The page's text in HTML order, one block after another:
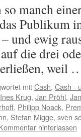
manch
Publikum
und ewig
die drei
weil
mitCash, Cash -
Ines Krug, Jan Pröhl,
, Philipp Noack,
, Stefan Migge, sven
hinterlassen